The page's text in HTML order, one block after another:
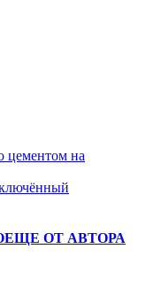
цементом на
ЕЩЕ ОТ АВТОРА